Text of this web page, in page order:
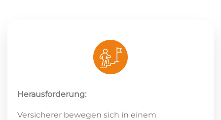
Herausforderung:
Versicherer bewegen sich in einem